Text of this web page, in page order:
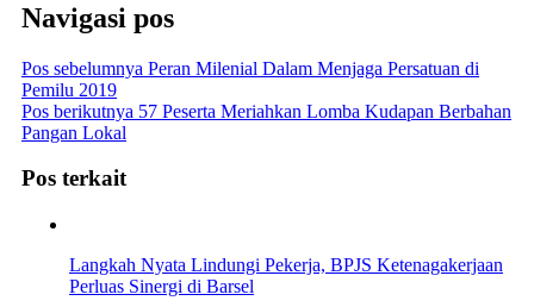
Navigasi pos
Pos sebelumnya Peran Milenial Dalam Menjaga Persatuan di
Pemilu 2019
Pos berikutnya 57 Peserta Meriahkan Lomba Kudapan Berbahan
Pangan Lokal
Pos terkait
Langkah Nyata Lindungi Pekerja, BPJS Ketenagakerjaan
Perluas Sinergi di Barsel